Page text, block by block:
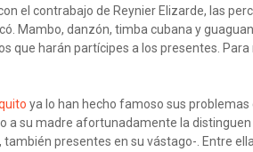
el contrabajo de Reynier Elizarde, las
Mambo, danzón, timba cubana y
que harán partícipes a los presentes. Para
ya lo han hecho famoso sus problemas
a su madre afortunadamente la
presentes en su vástago-. Entre